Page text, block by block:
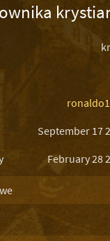
September 17
February 28